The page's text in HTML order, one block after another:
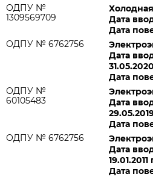
ОДПУ №
1309569709
Дата
Дата
ОДПУ № 6762756
Дата
Дата
ОДПУ №
60105483
Дата
Дата
ОДПУ № 6762756
Дата
19.01.2011
Дата